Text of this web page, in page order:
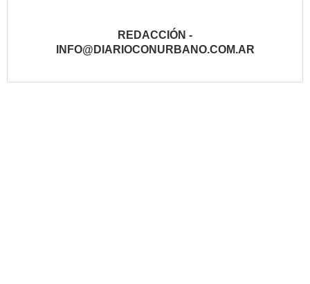
REDACCIÓN -
INFO@DIARIOCONURBANO.COM.AR